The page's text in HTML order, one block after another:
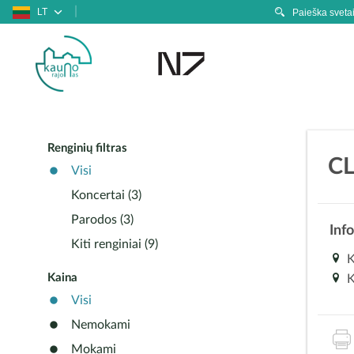
LT
Renginių filtras
Visi
Koncertai (3)
Parodos (3)
Kiti renginiai (9)
Kaina
Visi
Nemokami
Mokami